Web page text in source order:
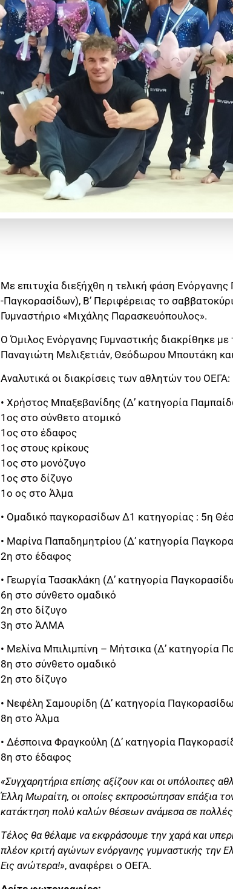
Με επιτυχία διεξήχθη η τελική φάση
-Παγκορασίδων), Β’ Περιφέρειας το
Γυμναστήριο «Μιχάλης Παρασκευόπουλος».
Ο Όμιλος Ενόργανης Γυμναστικής διακρίθηκε
Παναγιώτη Μελιξετιάν, Θεόδωρου Μπουτάκη
Αναλυτικά οι διακρίσεις των αθλητών του ΟΕΓΑ:
• Χρήστος Μπαξεβανίδης (Δ’ κατηγορία
1ος στο σύνθετο ατομικό
1ος στο έδαφος
1ος στους κρίκους
1ος στο μονόζυγο
1ος στο δίζυγο
1ο ος στο Άλμα
• Ομαδικό παγκορασίδων Δ1 κατηγορίας : 5η
• Μαρίνα Παπαδημητρίου (Δ’ κατηγορία
2η στο έδαφος
• Γεωργία Τασακλάκη (Δ’ κατηγορία
6η στο σύνθετο ομαδικό
2η στο δίζυγο
3η στο ΆΛΜΑ
• Μελίνα Μπιλιμπίνη – Μήτσικα (Δ’ κατηγορία
8η στο σύνθετο ομαδικό
2η στο δίζυγο
• Νεφέλη Σαμουρίδη (Δ’ κατηγορία
8η στο Άλμα
• Δέσποινα Φραγκούλη (Δ’ κατηγορία
8η στο έδαφος
«Συγχαρητήρια επίσης αξίζουν και οι υπόλοιπες
Έλλη Μωραίτη, οι οποίες εκπροσώπησαν επάξια
κατάκτηση πολύ καλών θέσεων ανάμεσα σε
Τέλος θα θέλαμε να εκφράσουμε την χαρά και
πλέον κριτή αγώνων ενόργανης γυμναστικής την
Εις ανώτερα!», αναφέρει ο ΟΕΓΑ.